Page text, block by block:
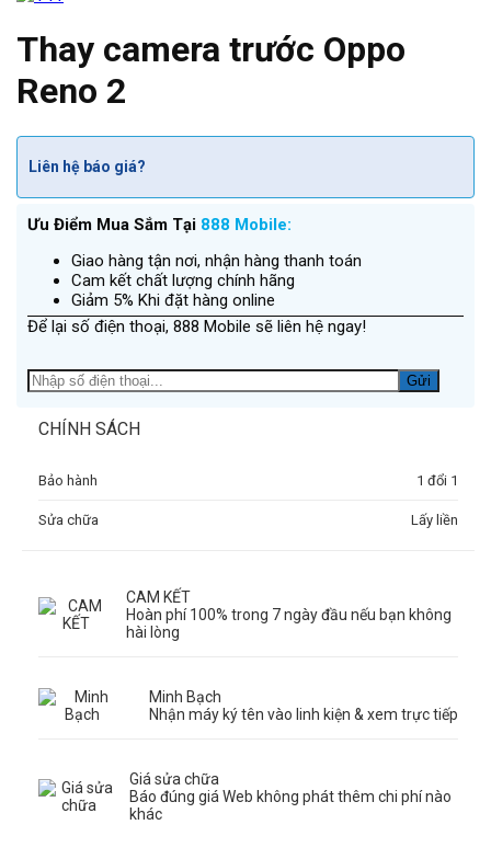
Thay camera trước Oppo
Reno 2
Liên hệ báo giá?
Ưu Điểm Mua Sắm Tại 888 Mobile:
Giao hàng tận nơi, nhận hàng thanh toán
Cam kết chất lượng chính hãng
Giảm 5% Khi đặt hàng online
Để lại số điện thoại, 888 Mobile sẽ liên hệ ngay!
CHÍNH SÁCH
Bảo hành 1 đổi 1
Sửa chữa Lấy liền
CAM KẾT
Hoàn phí 100% trong 7 ngày đầu nếu bạn không
hài lòng
Minh Bạch
Nhận máy ký tên vào linh kiện & xem trực tiếp
Giá sửa chữa
Báo đúng giá Web không phát thêm chi phí nào
khác